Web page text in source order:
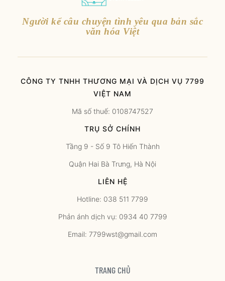
Người kể câu chuyện tình yêu qua bản sắc
văn hóa Việt
CÔNG TY TNHH THƯƠNG MẠI VÀ DỊCH VỤ 7799
VIỆT NAM
Mã số thuế: 0108747527
TRỤ SỞ CHÍNH
Tầng 9 - Số 9 Tô Hiến Thành
Quận Hai Bà Trưng, Hà Nội
LIÊN HỆ
Hotline: 038 511 7799
Phản ánh dịch vụ: 0934 40 7799
Email: 7799wst@gmail.com
TRANG CHỦ